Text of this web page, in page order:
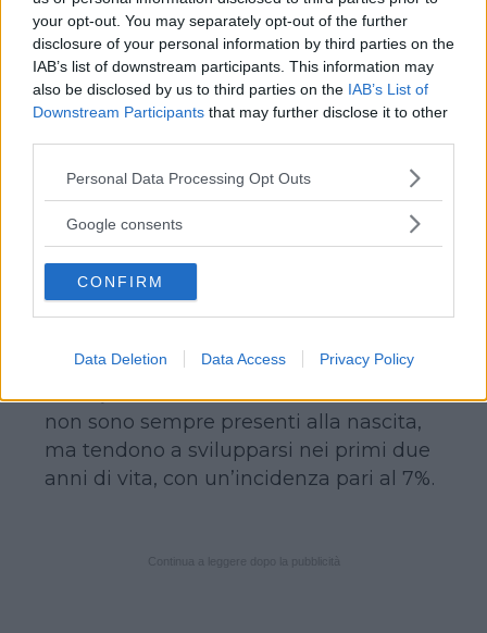
your opt-out. You may separately opt-out of the further
disclosure of your personal information by third parties on the
IAB’s list of downstream participants. This information may
also be disclosed by us to third parties on the IAB’s List of
Downstream Participants that may further disclose it to other
Please note that this website/app uses one or more Google
not limited to your visit or usage behaviour. You may click to
use your data for below specified purposes in below Google
consent section.
Personal Data Processing Opt Outs
Google consents
CONFIRM
Data Deletion Data Access Privacy Policy
La buona notizia è che non sempre il
CMV contratto in gravidanza passa al
bambino.
La cattiva notizia è che se ciò avviene,
ovvero se il virus passa attraverso la
placenta, le conseguenze sulla salute
del nascituro possono essere anche
gravi.
Tra i rischi più gravi e diffusi sordità
neurosensoriale non genetica in età
Possono, poi, svilupparsi deficit
visivi, motori e intellettivi.I deficit
non sono sempre presenti alla nascita,
ma tendono a svilupparsi nei primi due
anni di vita, con un’incidenza pari al 7%.